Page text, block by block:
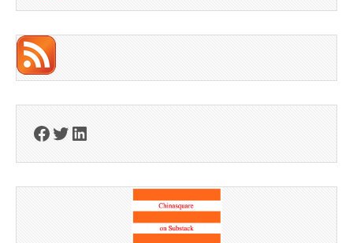
Facebook
Twitter
LinkedIn